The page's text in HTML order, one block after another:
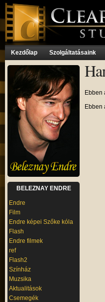
Kezdőlap Szolgáltatásaink
BELEZNAY ENDRE
Endre
Film
Endre képei Szőke kóla
Flash
Endre filmek
ref
Flash2
Színház
Muzsika
Aktualitások
Csemegék
Ebben
Ebben